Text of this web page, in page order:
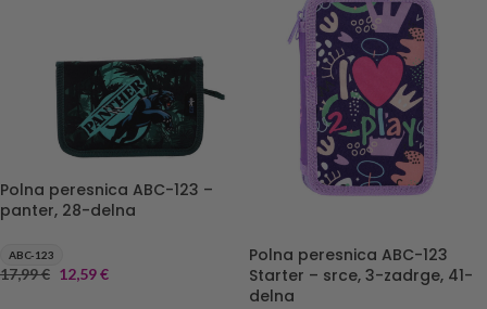
Polna peresnica ABC-123 –
panter, 28-delna
ABC-123
17,99€ 12,59€
Polna peresnica ABC-123
Starter – srce, 3-zadrge, 41-
delna